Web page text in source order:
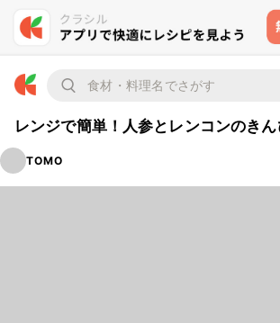
レンジで簡単！人参とレンコンのきん
TOMO